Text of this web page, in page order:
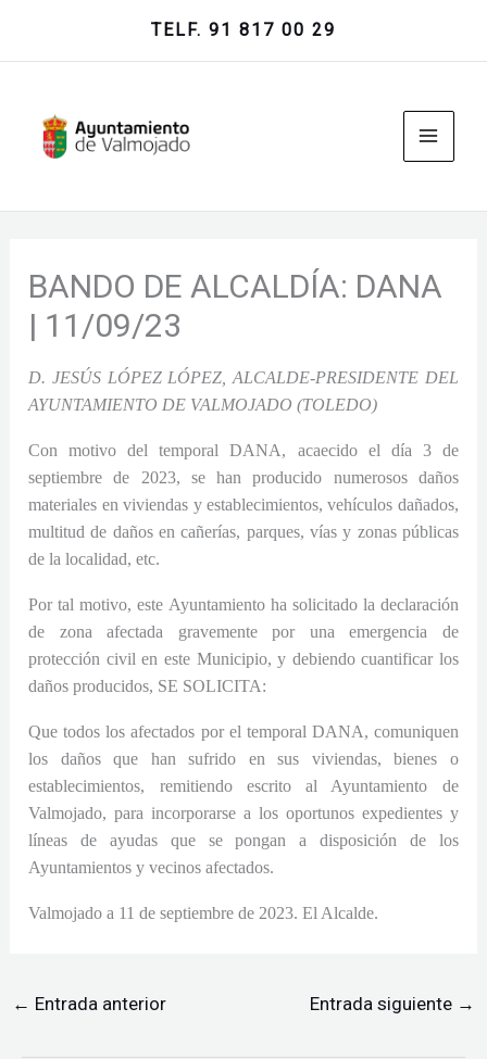
contenido
TELF. 91 817 00 29
BANDO DE ALCALDÍA: DANA
| 11/09/23
D. JESÚS LÓPEZ LÓPEZ, ALCALDE-PRESIDENTE DEL
AYUNTAMIENTO DE VALMOJADO (TOLEDO)
Con motivo del temporal DANA, acaecido el día 3 de
septiembre de 2023, se han producido numerosos daños
materiales en viviendas y establecimientos, vehículos dañados,
multitud de daños en cañerías, parques, vías y zonas públicas
de la localidad, etc.
Por tal motivo, este Ayuntamiento ha solicitado la declaración
de zona afectada gravemente por una emergencia de
protección civil en este Municipio, y debiendo cuantificar los
daños producidos, SE SOLICITA:
Que todos los afectados por el temporal DANA, comuniquen
los daños que han sufrido en sus viviendas, bienes o
establecimientos, remitiendo escrito al Ayuntamiento de
Valmojado, para incorporarse a los oportunos expedientes y
líneas de ayudas que se pongan a disposición de los
Ayuntamientos y vecinos afectados.
Valmojado a 11 de septiembre de 2023. El Alcalde.
← Entrada anterior Entrada siguiente →